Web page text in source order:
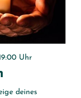
Uhr
deines